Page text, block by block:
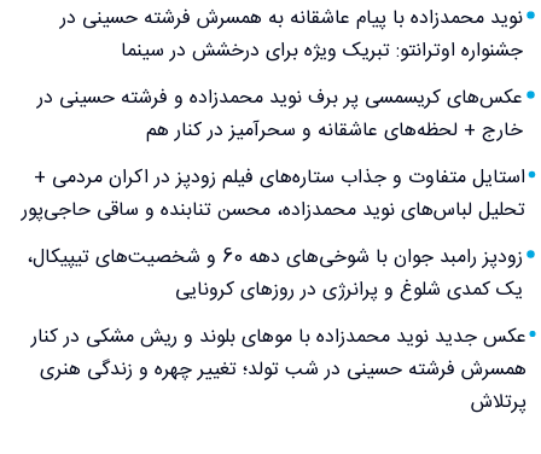
نوید محمدزاده با پیام عاشقانه به همسرش فرشته حسینی در
جشنواره اوترانتو: تبریک ویژه برای درخشش در سینما
عکس‌های کریسمسی پر برف نوید محمدزاده و فرشته حسینی در
خارج + لحظه‌های عاشقانه و سحرآمیز در کنار هم
استایل متفاوت و جذاب ستاره‌های فیلم زودپز در اکران مردمی +
تحلیل لباس‌های نوید محمدزاده، محسن تنابنده و ساقی حاجی‌پور
زودپز رامبد جوان با شوخی‌های دهه 60 و شخصیت‌های تیپیکال،
یک کمدی شلوغ و پرانرژی در روزهای کرونایی
عکس جدید نوید محمدزاده با موهای بلوند و ریش مشکی در کنار
همسرش فرشته حسینی در شب تولد؛ تغییر چهره و زندگی هنری
پرتلاش